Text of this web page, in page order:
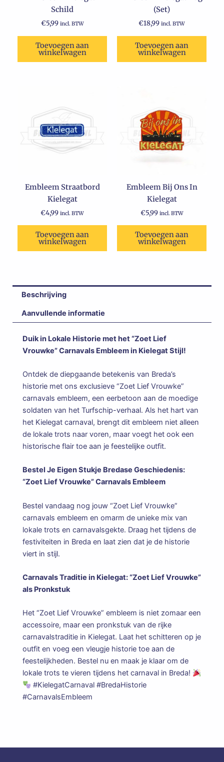
Schild
€5,99 incl. BTW
Toevoegen aan
winkelwagen
(Set)
€18,99 incl. BTW
Toevoegen aan
winkelwagen
Embleem Straatbord
Kielegat
€4,99 incl. BTW
Toevoegen aan
winkelwagen
Embleem Bij Ons In
Kielegat
€5,99 incl. BTW
Toevoegen aan
winkelwagen
Beschrijving
Aanvullende informatie
Duik in Lokale Historie met het “Zoet Lief
Vrouwke” Carnavals Embleem in Kielegat Stijl!
Ontdek de diepgaande betekenis van Breda’s
historie met ons exclusieve “Zoet Lief Vrouwke”
carnavals embleem, een eerbetoon aan de moedige
soldaten van het Turfschip-verhaal. Als het hart van
het Kielegat carnaval, brengt dit embleem niet alleen
de lokale trots naar voren, maar voegt het ook een
historische flair toe aan je feestelijke outfit.
Bestel Je Eigen Stukje Bredase Geschiedenis:
“Zoet Lief Vrouwke” Carnavals Embleem
Bestel vandaag nog jouw “Zoet Lief Vrouwke”
carnavals embleem en omarm de unieke mix van
lokale trots en carnavalsgekte. Draag het tijdens de
festiviteiten in Breda en laat zien dat je de historie
viert in stijl.
Carnavals Traditie in Kielegat: “Zoet Lief Vrouwke”
als Pronkstuk
Het “Zoet Lief Vrouwke” embleem is niet zomaar een
accessoire, maar een pronkstuk van de rijke
carnavalstraditie in Kielegat. Laat het schitteren op je
outfit en voeg een vleugje historie toe aan de
feestelijkheden. Bestel nu en maak je klaar om de
lokale trots te vieren tijdens het carnaval in Breda!
#KielegatCarnaval #BredaHistorie
#CarnavalsEmbleem